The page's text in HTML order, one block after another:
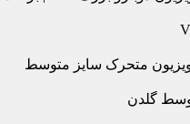
متحرک سایز متوسط
گلدن